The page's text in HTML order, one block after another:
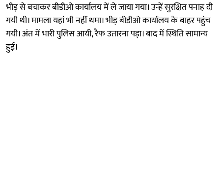
भीड़ से बचाकर बीडीओ कार्यालय में ले जाया गया। उन्हें सुरक्षित पनाह दी
गयी थी। मामला यहां भी नहीं थमा। भीड़ बीडीओ कार्यालय के बाहर पहुंच
गयी। अंत में भारी पुलिस आयी, रैफ उतारना पड़ा। बाद में स्थिति सामान्य
हुई।